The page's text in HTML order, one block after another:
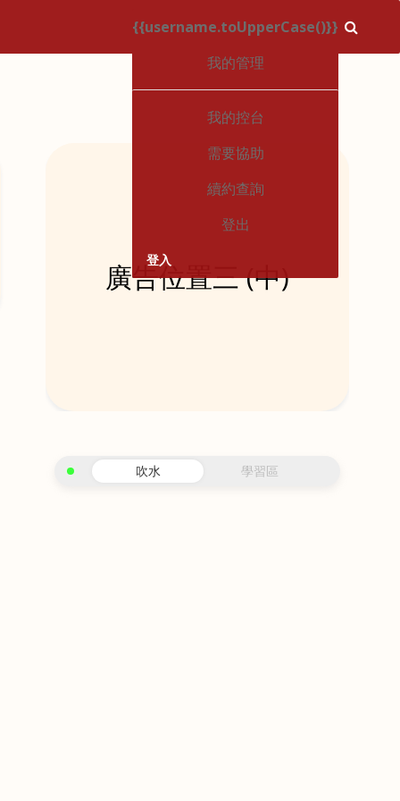
{{username.toUpperCase()}}
我的管理
我的控台
需要協助
續約查詢
登出
登入
1
廣告位置三 (中)
吹水 學習區